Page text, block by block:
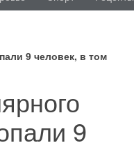
9 человек, в том
9